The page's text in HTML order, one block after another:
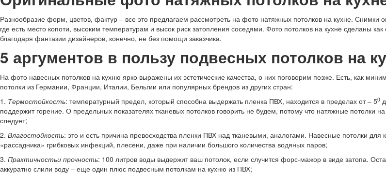
Разнообразие форм, цветов, фактур – все это предлагаем рассмотреть на фото натяжных потолков на кухне.
где есть место копоти, высоким температурам и высок риск затопления соседями. Фото потолков на кухне сделаны
благодаря фантазии дизайнеров, конечно, не без помощи заказчика.
5 аргументов в пользу подвесных потолков на
На фото навесных потолков на кухню ярко выражены их эстетические качества, о них поговорим позже. Есть, как
потолки из Германии, Франции, Италии, Бельгии или популярных брендов из других стран:
1. Термостойкость: температурный предел, который способна выдержать пленка ПВХ, находится в пределах от – 50
поддержит горение. О предельных показателях тканевых потолков говорить не будем, потому что натяжные
следует;
2. Влагостойкость: это и есть причина превосходства пленки ПВХ над тканевыми, аналогами. Навесные потолки
«рассадника» грибковых инфекций, плесени, даже при наличии большого количества водяных паров;
3. Практичностьи прочность: 100 литров воды выдержит ваш потолок, если случится форс-мажор в виде затопа.
аккуратно слили воду – еще один плюс подвесным потолкам на кухню из ПВХ;